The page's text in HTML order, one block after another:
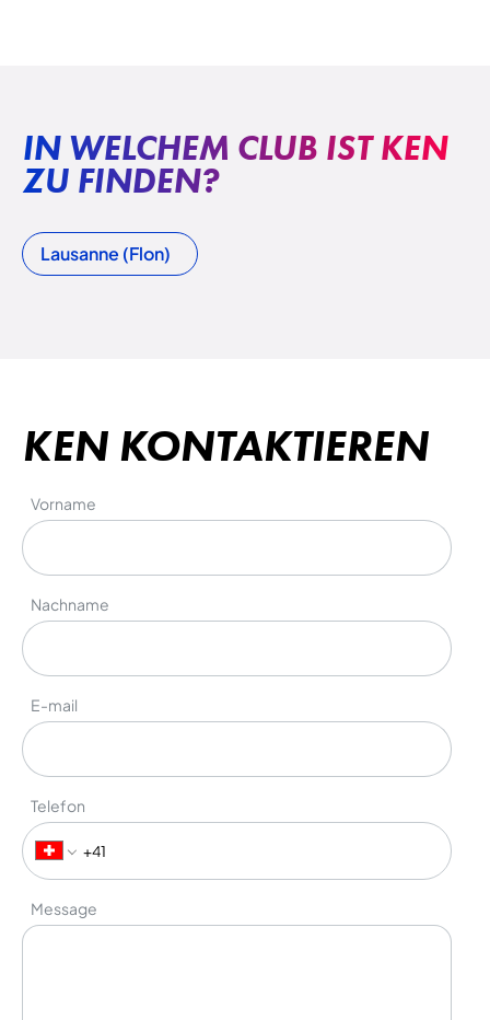
IN WELCHEM CLUB IST KEN
ZU FINDEN?
Lausanne (Flon)
KEN KONTAKTIEREN
Vorname
Nachname
E-mail
Telefon
Message